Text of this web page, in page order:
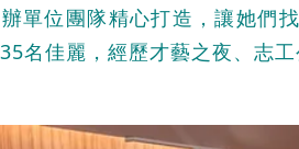
單位團隊精心打造，讓她們
名佳麗，經歷才藝之夜、志